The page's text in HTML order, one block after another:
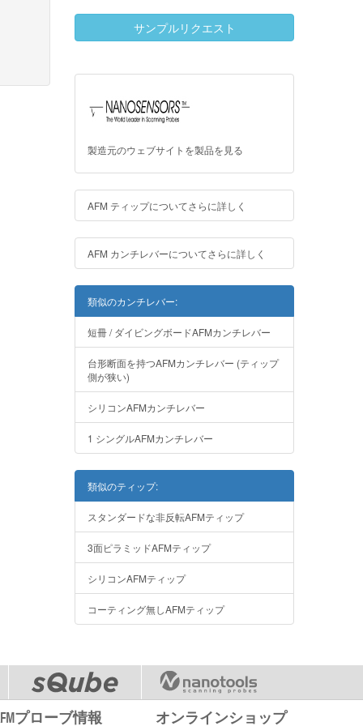
サンプルリクエスト
製造元のウェブサイトを製品を見る
AFM ティップについてさらに詳しく
AFM カンチレバーについてさらに詳しく
類似のカンチレバー:
短冊 / ダイビングボードAFMカンチレバー
台形断面を持つAFMカンチレバー (ティップ
側が狭い)
シリコンAFMカンチレバー
1 シングルAFMカンチレバー
類似のティップ:
スタンダードな非反転AFMティップ
3面ピラミッドAFMティップ
シリコンAFMティップ
コーティング無しAFMティップ
プローブ情報 オンラインショップ